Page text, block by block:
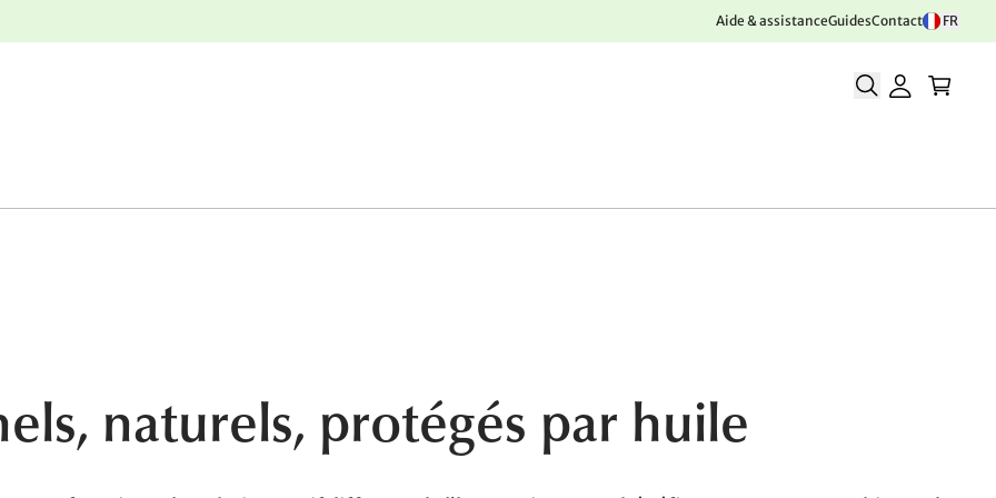
Aide & assistanceGuidesContact FR
naturels, protégés par huile